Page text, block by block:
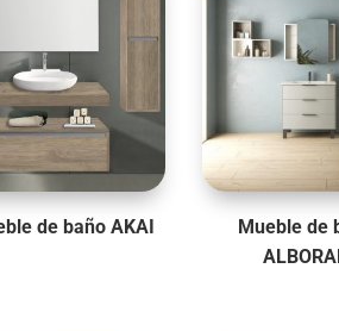
de baño AKAI
Mueble de